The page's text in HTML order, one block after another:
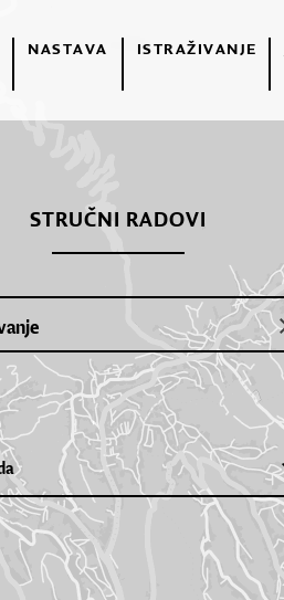
NASTAVA ISTRAŽIVANJE
STRUČNI RADOVI